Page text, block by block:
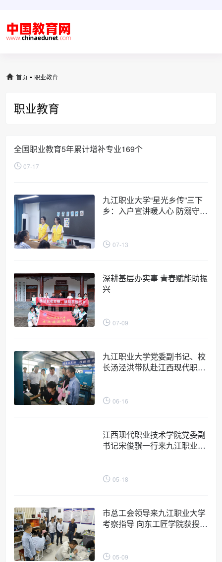
首页 • 职业教育
职业教育
全国职业教育5年累计增补专业169个
07-17
九江职业大学“星光乡传”三下
乡：入户宣讲暖人心 防溺守护
07-13
深耕基层办实事 青春赋能助振
兴
07-09
九江职业大学党委副书记、校
长汤泾洪带队赴江西现代职业
06-16
江西现代职业技术学院党委副
书记宋俊骥一行来九江职业大
05-18
市总工会领导来九江职业大学
考察指导 向东工匠学院获授
05-09